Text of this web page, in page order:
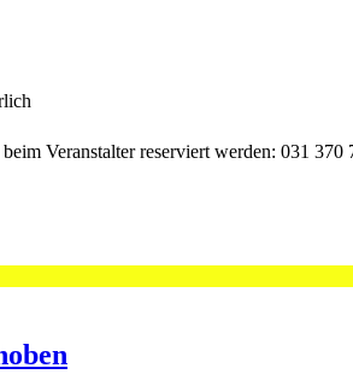
Veranstalter reserviert werden: 031